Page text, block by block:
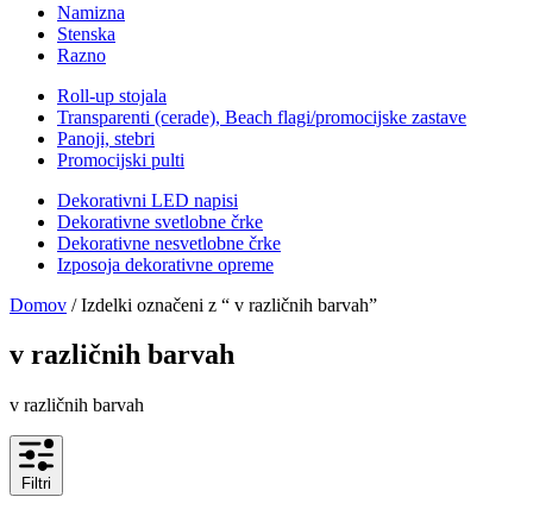
Namizna
Stenska
Razno
Roll-up stojala
Transparenti (cerade), Beach flagi/promocijske zastave
Panoji, stebri
Promocijski pulti
Dekorativni LED napisi
Dekorativne svetlobne črke
Dekorativne nesvetlobne črke
Izposoja dekorativne opreme
Domov / Izdelki označeni z “ v različnih barvah”
v različnih barvah
v različnih barvah
Filtri